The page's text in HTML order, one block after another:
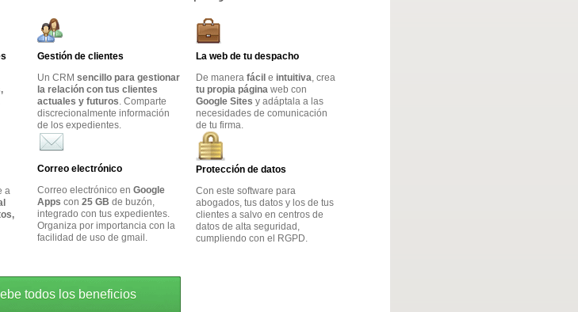
Gestión de clientes
Un CRM sencillo para gestionar
la relación con tus clientes
actuales y futuros. Comparte
discrecionalmente información
de los expedientes.
La web de tu despacho
De manera fácil e intuitiva, crea
tu propia página web con
Google Sites y adáptala a las
necesidades de comunicación
de tu firma.
a
Correo electrónico
Correo electrónico en Google
Apps con 25 GB de buzón,
integrado con tus expedientes.
Organiza por importancia con la
facilidad de uso de gmail.
Protección de datos
Con este software para
abogados, tus datos y los de tus
clientes a salvo en centros de
datos de alta seguridad,
cumpliendo con el RGPD.
todos los beneficios